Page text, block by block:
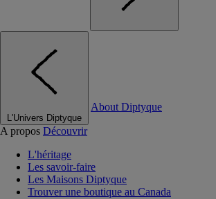
L'Univers Diptyque
About Diptyque
A propos Découvrir
L'héritage
Les savoir-faire
Les Maisons Diptyque
Trouver une boutique au Canada